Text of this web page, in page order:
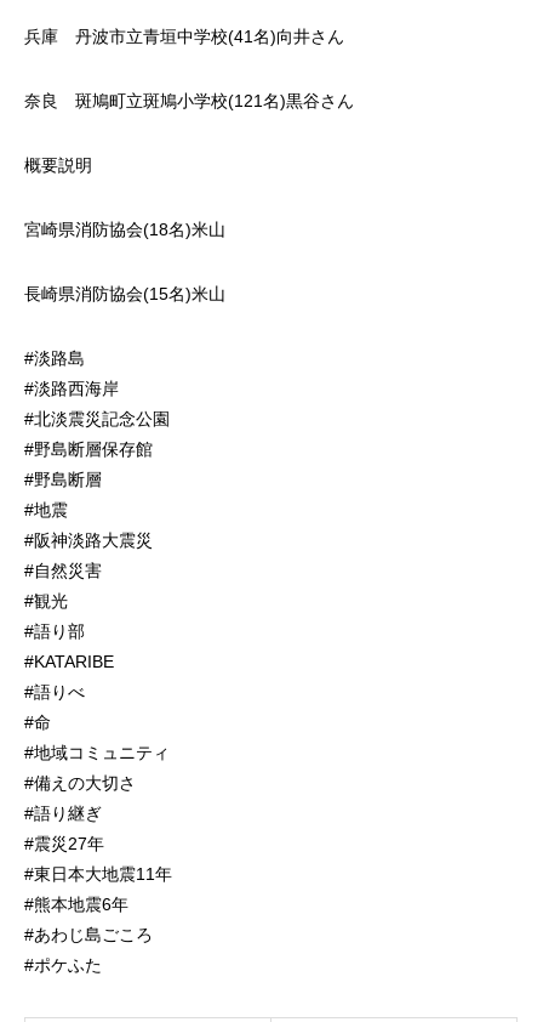
兵庫 丹波市立青垣中学校(41名)向井さん
奈良 斑鳩町立斑鳩小学校(121名)黒谷さん
概要説明
宮崎県消防協会(18名)米山
長崎県消防協会(15名)米山
#淡路島
#淡路西海岸
#北淡震災記念公園
#野島断層保存館
#野島断層
#地震
#阪神淡路大震災
#自然災害
#観光
#語り部
#KATARIBE
#語りべ
#命
#地域コミュニティ
#備えの大切さ
#語り継ぎ
#震災27年
#東日本大地震11年
#熊本地震6年
#あわじ島ごころ
#ポケふた